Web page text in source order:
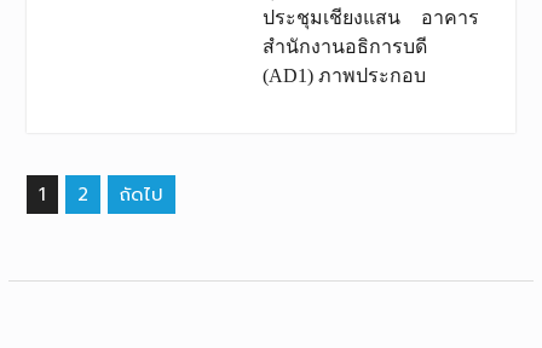
ประชุมเชียงแสน อาคาร
สำนักงานอธิการบดี
(AD1) ภาพประกอบ
เมนู
นำทาง
1 2 ถัดไป